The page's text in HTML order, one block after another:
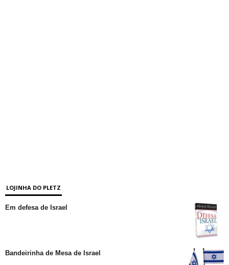
LOJINHA DO PLETZ
Em defesa de Israel
Bandeirinha de Mesa de Israel